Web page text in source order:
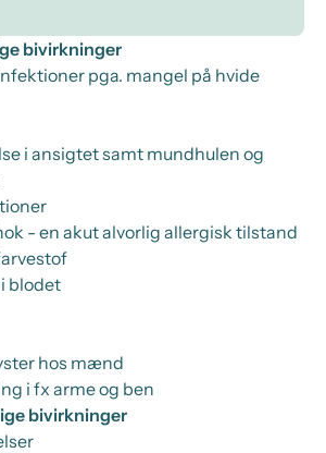
bivirkninger
pga. mangel på hvide
i ansigtet samt mundhulen og
- en akut alvorlig allergisk tilstand
blodet
hos mænd
i fx arme og ben
bivirkninger